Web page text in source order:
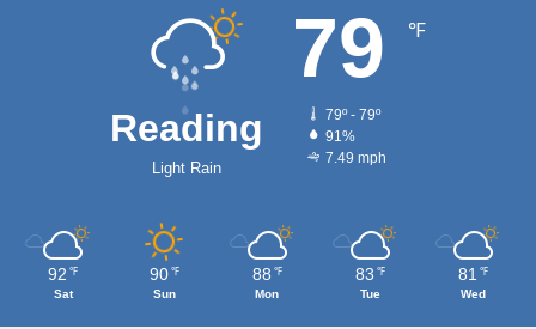
Reading
Light Rain
79 ℉
79º - 79º
91%
7.49 mph
92 ℉
Sat
90 ℉
Sun
88 ℉
Mon
83 ℉
Tue
81 ℉
Wed